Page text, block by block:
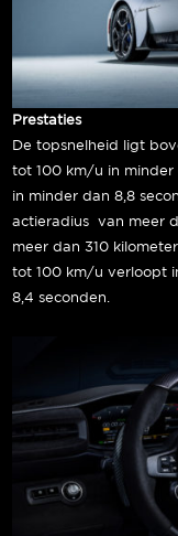
Prestaties
De topsnelheid ligt
tot 100 km/u in
in minder dan 8,8
actieradius van meer
meer dan 310
tot 100 km/u verloopt
8,4 seconden.